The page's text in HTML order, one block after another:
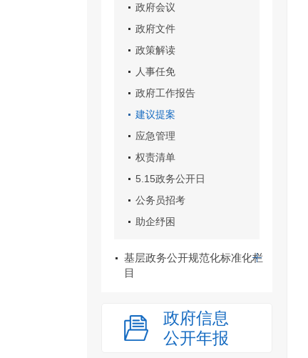
政府会议
政府文件
政策解读
人事任免
政府工作报告
建议提案
应急管理
权责清单
5.15政务公开日
公务员招考
助企纾困
基层政务公开规范化标准化栏
目
政府信息
公开年报